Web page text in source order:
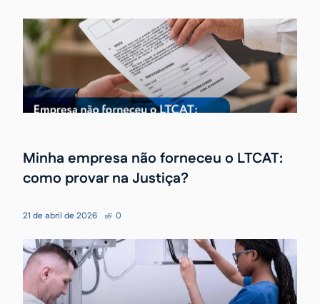
Minha empresa não forneceu o LTCAT:
como provar na Justiça?
21 de abril de 2026 0